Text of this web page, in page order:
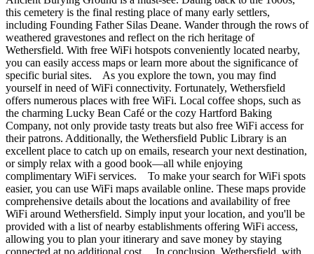
this cemetery is the final resting place of many early settlers,
including Founding Father Silas Deane. Wander through the rows of
weathered gravestones and reflect on the rich heritage of
Wethersfield. With free WiFi hotspots conveniently located nearby,
you can easily access maps or learn more about the significance of
specific burial sites. As you explore the town, you may find
yourself in need of WiFi connectivity. Fortunately, Wethersfield
offers numerous places with free WiFi. Local coffee shops, such as
the charming Lucky Bean Café or the cozy Hartford Baking
Company, not only provide tasty treats but also free WiFi access for
their patrons. Additionally, the Wethersfield Public Library is an
excellent place to catch up on emails, research your next destination,
or simply relax with a good book—all while enjoying
complimentary WiFi services. To make your search for WiFi spots
easier, you can use WiFi maps available online. These maps provide
comprehensive details about the locations and availability of free
WiFi around Wethersfield. Simply input your location, and you'll be
provided with a list of nearby establishments offering WiFi access,
allowing you to plan your itinerary and save money by staying